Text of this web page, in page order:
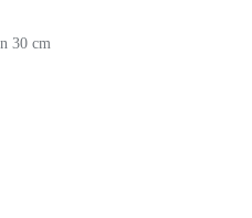
30 cm